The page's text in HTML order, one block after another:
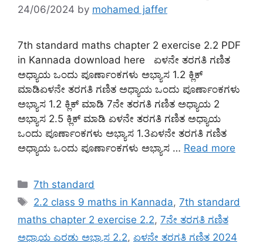
24/06/2024 by mohamed jaffer
7th standard maths chapter 2 exercise 2.2 PDF
in Kannada download here ಏಳನೇ ತರಗತಿ ಗಣಿತ
ಅಧ್ಯಾಯ ಒಂದು ಪೂರ್ಣಾಂಕಗಳು ಅಭ್ಯಾಸ 1.2 ಕ್ಲಿಕ್
ಮಾಡಿಏಳನೇ ತರಗತಿ ಗಣಿತ ಅಧ್ಯಾಯ ಒಂದು ಪೂರ್ಣಾಂಕಗಳು
ಅಭ್ಯಾಸ 1.2 ಕ್ಲಿಕ್ ಮಾಡಿ 7ನೇ ತರಗತಿ ಗಣಿತ ಅಧ್ಯಾಯ 2
ಅಭ್ಯಾಸ 2.5 ಕ್ಲಿಕ್ ಮಾಡಿ ಏಳನೇ ತರಗತಿ ಗಣಿತ ಅಧ್ಯಾಯ
ಒಂದು ಪೂರ್ಣಾಂಕಗಳು ಅಭ್ಯಾಸ 1.3ಏಳನೇ ತರಗತಿ ಗಣಿತ
ಅಧ್ಯಾಯ ಒಂದು ಪೂರ್ಣಾಂಕಗಳು ಅಭ್ಯಾಸ … Read more
Categories
7th standard
Tags
2.2 class 9 maths in Kannada,7th standard
maths chapter 2 exercise 2.2, 7ನೇ ತರಗತಿ ಗಣಿತ
ಅಧ್ಯಾಯ ಎರಡು ಅಭ್ಯಾಸ 2.2, ಏಳನೇ ತರಗತಿ ಗಣಿತ 2024